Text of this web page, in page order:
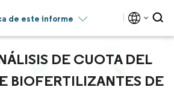
de este informe
DE CUOTA DEL
BIOFERTILIZANTES DE